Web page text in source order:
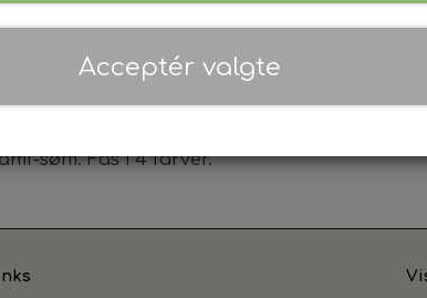
ind for at se priser
Knæ for 55% polyester, 45% viscose.
behandling. Regular fit. Lige ben. Uden
søm. Fås i 4 farver.
Acceptér valgte